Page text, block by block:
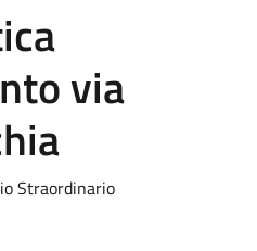
via
Straordinario